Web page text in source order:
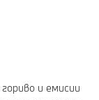
и емисии